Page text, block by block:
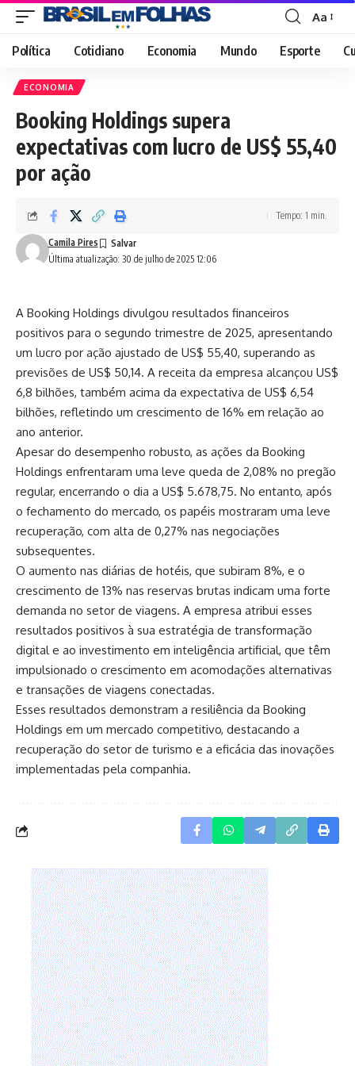
Font
Resizer
Aa
Política Cotidiano Economia Mundo Esporte
ECONOMIA
Booking Holdings supera
expectativas com lucro de US$ 55,40
por ação
Última atualização: 30 de julho de 2025 12:06
Camila Pires
Tempo: 1 min.
A Booking Holdings divulgou resultados financeiros
positivos para o segundo trimestre de 2025, apresentando
um lucro por ação ajustado de US$ 55,40, superando as
previsões de US$ 50,14. A receita da empresa alcançou US$
6,8 bilhões, também acima da expectativa de US$ 6,54
bilhões, refletindo um crescimento de 16% em relação ao
ano anterior.
Apesar do desempenho robusto, as ações da Booking
Holdings enfrentaram uma leve queda de 2,08% no pregão
regular, encerrando o dia a US$ 5.678,75. No entanto, após
o fechamento do mercado, os papéis mostraram uma leve
recuperação, com alta de 0,27% nas negociações
subsequentes.
O aumento nas diárias de hotéis, que subiram 8%, e o
crescimento de 13% nas reservas brutas indicam uma forte
demanda no setor de viagens. A empresa atribui esses
resultados positivos à sua estratégia de transformação
digital e ao investimento em inteligência artificial, que têm
impulsionado o crescimento em acomodações alternativas
e transações de viagens conectadas.
Esses resultados demonstram a resiliência da Booking
Holdings em um mercado competitivo, destacando a
recuperação do setor de turismo e a eficácia das inovações
implementadas pela companhia.